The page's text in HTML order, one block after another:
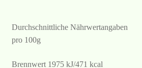
Durchschnittliche Nährwertangaben
pro 100g
Brennwert 1975 kJ/471 kcal